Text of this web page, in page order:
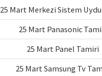
25 Mart Merkezi Sistem
25 Mart Panasonic
25 Mart Panel Tamiri
25 Mart Samsung Tv